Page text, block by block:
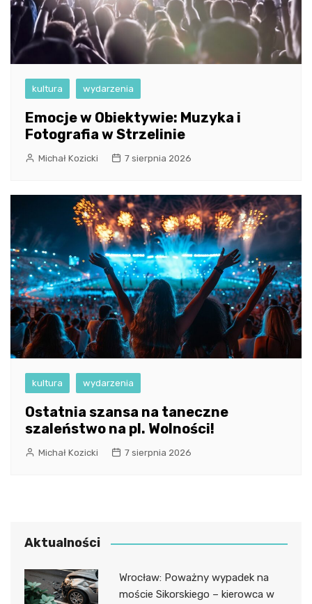
kultura wydarzenia
Emocje w Obiektywie: Muzyka i
Fotografia w Strzelinie
Michał Kozicki 7 sierpnia 2026
kultura wydarzenia
Ostatnia szansa na taneczne
szaleństwo na pl. Wolności!
Michał Kozicki 7 sierpnia 2026
Aktualności
Wrocław: Poważny wypadek na
moście Sikorskiego – kierowca w